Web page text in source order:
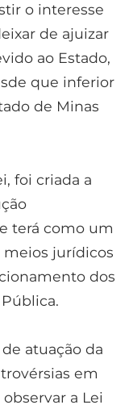
o interesse
de ajuizar
ao Estado,
que inferior
de Minas
foi criada a
terá como um
jurídicos
dos
atuação da
em
a Lei